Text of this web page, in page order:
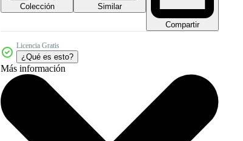
Colección
Similar
Compartir
Licencia Gratis
¿Qué es esto?
Más información